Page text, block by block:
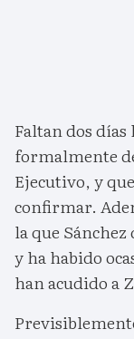
Faltan dos
formalmente
Ejecutivo, y
confirmar.
la que
y ha habido
han acudido a